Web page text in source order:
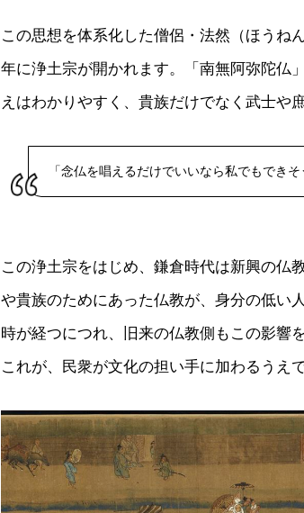
この思想を体系化した僧侶・法然（ほうね
年に浄土宗が開かれます。「南無阿弥陀仏
えはわかりやすく、貴族だけでなく武士や
「念仏を唱えるだけでいいなら私でもでき
この浄土宗をはじめ、鎌倉時代は新興の仏
や貴族のためにあった仏教が、身分の低い
時が経つにつれ、旧来の仏教側もこの影響
これが、民衆が文化の担い手に加わるうえ